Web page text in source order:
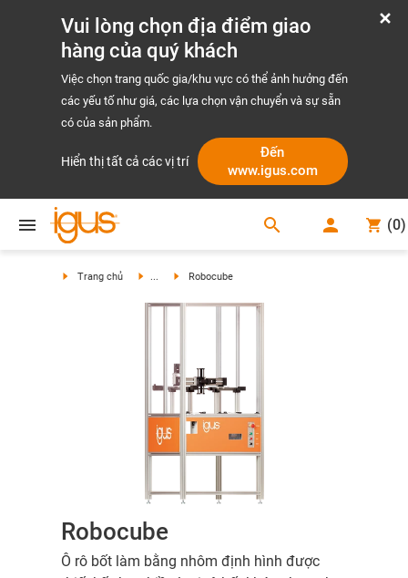
Vui lòng chọn địa điểm giao
hàng của quý khách
Việc chọn trang quốc gia/khu vực có thể ảnh hưởng đến
các yếu tố như giá, các lựa chọn vận chuyển và sự sẵn
có của sản phẩm.
Hiển thị tất cả các vị trí
Đến
www.igus.com
search (0)
Trang chủ ... Robocube
Robocube
Ô rô bốt làm bằng nhôm định hình được